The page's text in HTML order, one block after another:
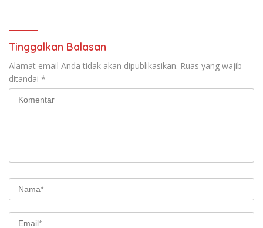
Tinggalkan Balasan
Alamat email Anda tidak akan dipublikasikan. Ruas yang wajib
ditandai *